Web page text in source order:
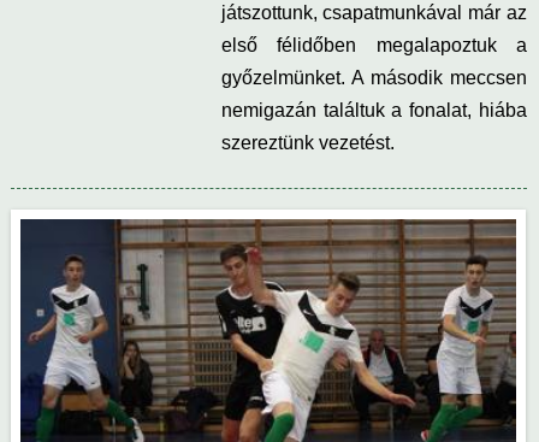
játszottunk, csapatmunkával már az
első félidőben megalapoztuk a
győzelmünket. A második meccsen
nemigazán találtuk a fonalat, hiába
szereztünk vezetést.